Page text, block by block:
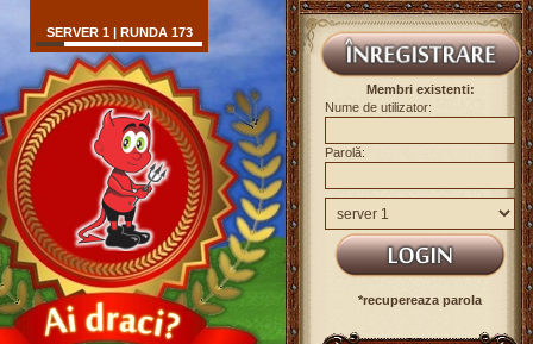
SERVER 1 | RUNDA 173
Membri existenti:
Nume de utilizator:
Parolă:
*recupereaza parola